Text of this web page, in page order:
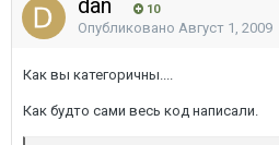
dan 10
Опубликовано Август 1, 2009
Как вы категоричны....
Как будто сами весь код написали.